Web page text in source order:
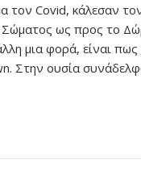
τον Covid, κάλεσαν
Σώματος ως προς το
μια φορά, είναι πως
Στην ουσία